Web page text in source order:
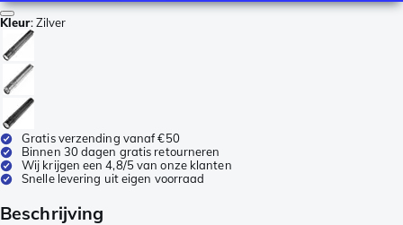
Kleur:Zilver
Gratis verzending vanaf €50
Binnen 30 dagen gratis retourneren
Wij krijgen een 4,8/5 van onze klanten
Snelle levering uit eigen voorraad
Beschrijving